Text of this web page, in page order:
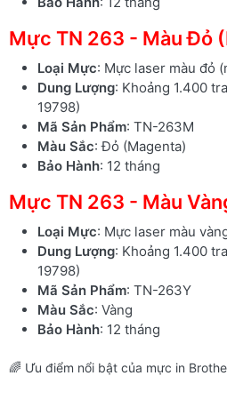
Mực TN 263 - Màu Đỏ
Loại Mực: Mực laser màu đỏ
Dung Lượng: Khoảng 1.400
19798)
Mã Sản Phẩm: TN-263M
Màu Sắc: Đỏ (Magenta)
Bảo Hành: 12 tháng
Mực TN 263 - Màu
Loại Mực: Mực laser màu
Dung Lượng: Khoảng 1.400
19798)
Mã Sản Phẩm: TN-263Y
Màu Sắc: Vàng
Bảo Hành: 12 tháng
🌈 Ưu điểm nổi bật của mực in